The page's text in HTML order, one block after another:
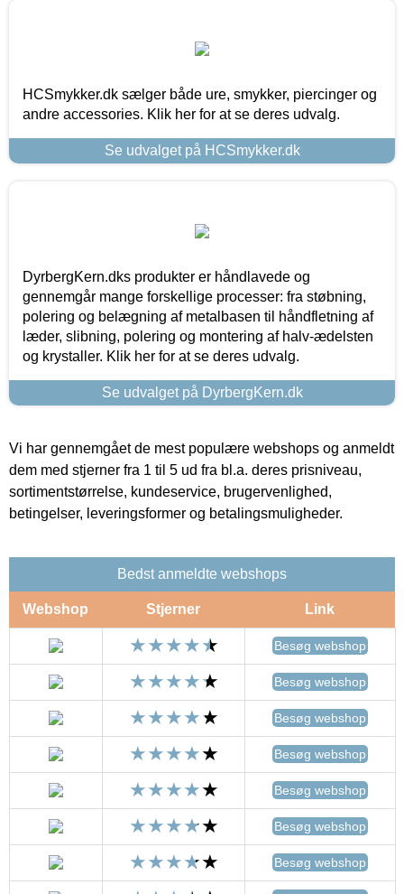
HCSmykker.dk sælger både ure, smykker, piercinger og
andre accessories. Klik her for at se deres udvalg.
Se udvalget på HCSmykker.dk
DyrbergKern.dks produkter er håndlavede og
gennemgår mange forskellige processer: fra støbning,
polering og belægning af metalbasen til håndfletning af
læder, slibning, polering og montering af halv-ædelsten
og krystaller. Klik her for at se deres udvalg.
Se udvalget på DyrbergKern.dk
Vi har gennemgået de mest populære webshops og anmeldt
dem med stjerner fra 1 til 5 ud fra bl.a. deres prisniveau,
sortimentstørrelse, kundeservice, brugervenlighed,
betingelser, leveringsformer og betalingsmuligheder.
Bedst anmeldte webshops
Webshop Stjerner Link
Besøg webshop
Besøg webshop
Besøg webshop
Besøg webshop
Besøg webshop
Besøg webshop
Besøg webshop